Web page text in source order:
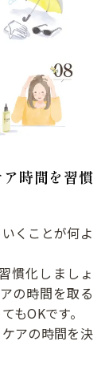
時間を習慣
くことが何よ
慣化しましょ
の時間を取る
もOKです。
アの時間を決